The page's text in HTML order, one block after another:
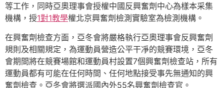
等工作，同時亞奧理事會授權中國反興奮劑中心為樣本采集
機構，授1對1教學權北京興奮劑檢測實驗室為檢測機構。
在興奮劑檢查方面，亞冬會將嚴格執行亞奧理事會反興奮劑
規則及相關規定，為運動員營造公平干凈的競賽環境，亞冬
會期間將在競賽場館和運動員村設置7個興奮劑檢查站，所有
運動員都有可能在任何時間、任何地點接受事先無通知的興
奮劑檢查。亞冬會將選派國內外55名興奮劑檢查官。